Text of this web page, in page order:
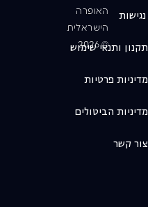
האופרה
הישראלית
© 2026
נגישות
תקנון ותנאי שימוש
מדיניות פרטיות
מדיניות הביטולים
צור קשר